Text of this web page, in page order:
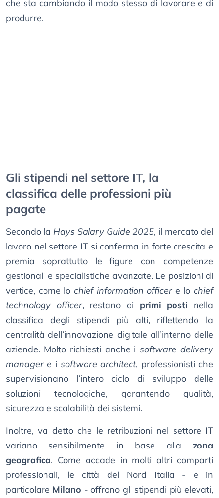
che sta cambiando il modo stesso di lavorare e di
produrre.
Gli stipendi nel settore IT, la
classifica delle professioni più
pagate
Secondo la Hays Salary Guide 2025, il mercato del
lavoro nel settore IT si conferma in forte crescita e
premia soprattutto le figure con competenze
gestionali e specialistiche avanzate. Le posizioni di
vertice, come lo chief information officer e lo chief
technology officer, restano ai primi posti nella
classifica degli stipendi più alti, riflettendo la
centralità dell’innovazione digitale all’interno delle
aziende. Molto richiesti anche isoftware delivery
manager e i software architect, professionisti che
supervisionano l’intero ciclo di sviluppo delle
soluzioni tecnologiche, garantendo qualità,
sicurezza e scalabilità dei sistemi.
Inoltre, va detto che le retribuzioni nel settore IT
variano sensibilmente in base alla zona
geografica. Come accade in molti altri comparti
professionali, le città del Nord Italia - e in
particolare Milano - offrono gli stipendi più elevati,